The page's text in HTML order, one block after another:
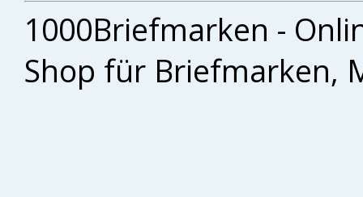
1000Briefmarken -
Shop für Briefmarken,